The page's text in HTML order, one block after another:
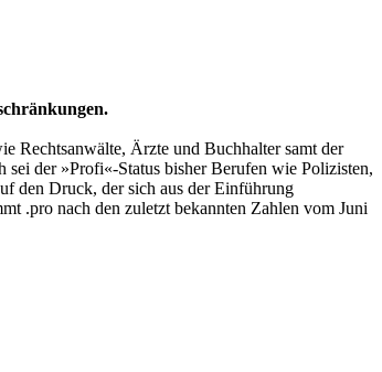
Rechtsanwälte, Ärzte und Buchhalter samt der
der »Profi«-Status bisher Berufen wie Polizisten,
den Druck, der sich aus der Einführung
.pro nach den zuletzt bekannten Zahlen vom Juni